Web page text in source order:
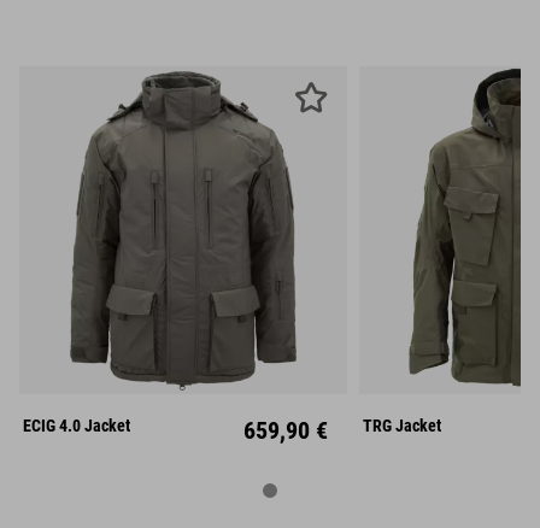
L
XL
ECIG 4.0 Jacket 659,90 € TRG Jacket